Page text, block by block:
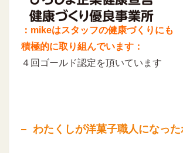
：mikeはスタッフの健康づくりにも
積極的に取り組んでいます：
４回ゴールド認定を頂いています
わたくしが洋菓子職人になった